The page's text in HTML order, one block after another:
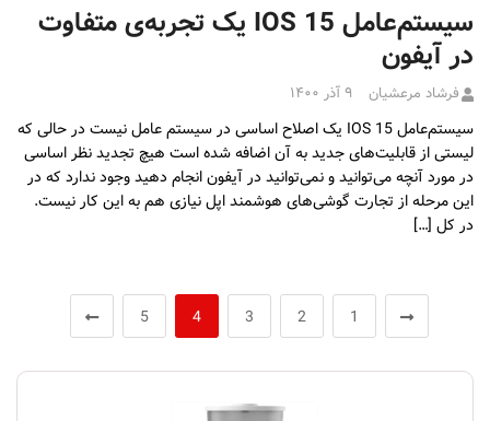
سیستم‌عامل IOS 15 یک تجربه‌ی متفاوت
در آیفون
فرشاد مرعشیان ۹ آذر ۱۴۰۰
سیستم‌عامل IOS 15 یک اصلاح اساسی در سیستم عامل نیست در حالی که
لیستی از قابلیت‌های جدید به آن اضافه شده است هیچ تجدید نظر اساسی
در مورد آنچه می‌توانید و نمی‌توانید در آیفون انجام دهید وجود ندارد که در
این مرحله از تجارت گوشی‌های هوشمند اپل نیازی هم به این کار نیست.
در کل […]
1
2
3
4
5